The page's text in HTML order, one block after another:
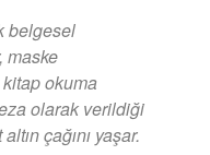
belgesel
maske
okuma
olarak verildiği
çağını yaşar.